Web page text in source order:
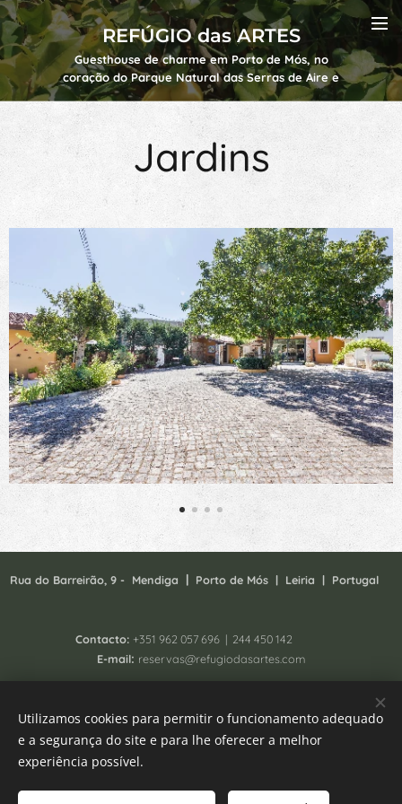
REFÚGIO das ARTES
Guesthouse de charme em Porto de Mós, no
coração do Parque Natural das Serras de Aire e
Candeeiros, perto de Fátima e Batalha.
Jardins
Rua do Barreirão, 9 - Mendiga | Porto de Mós | Leiria | Portugal
Contacto: +351 962 057 696 | 244 450 142
E-mail: reservas@refugiodasartes.com
Registo N. 41657/AL
Livro de reclamações
Idiomas
Utilizamos cookies para permitir o funcionamento adequado
e a segurança do site e para lhe oferecer a melhor
experiência possível.